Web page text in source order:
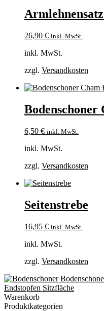
26,90 € inkl. MwSt.
inkl. MwSt.
zzgl. Versandkosten
Bodenschoner
6,50 € inkl. MwSt.
inkl. MwSt.
zzgl. Versandkosten
Seitenstrebe
16,95 € inkl. MwSt.
inkl. MwSt.
zzgl. Versandkosten
Endstopfen Sitzfläche
Warenkorb
Produktkategorien